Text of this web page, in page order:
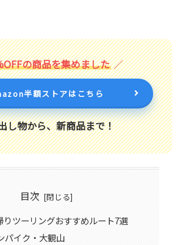
の商品を集めました
半額ストアはこちら
し物から、新商品まで！
目次
りツーリングおすすめルート7選
パイク・大観山